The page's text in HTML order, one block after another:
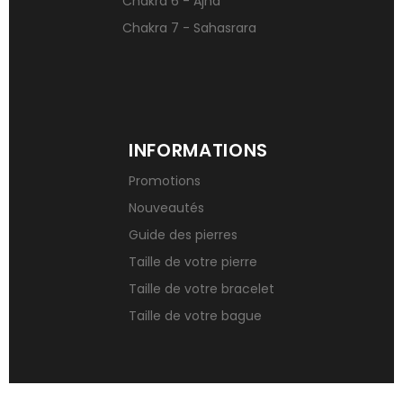
Chakra 7 - Sahasrara
INFORMATIONS
Promotions
Nouveautés
Guide des pierres
Taille de votre pierre
Taille de votre bracelet
Taille de votre bague